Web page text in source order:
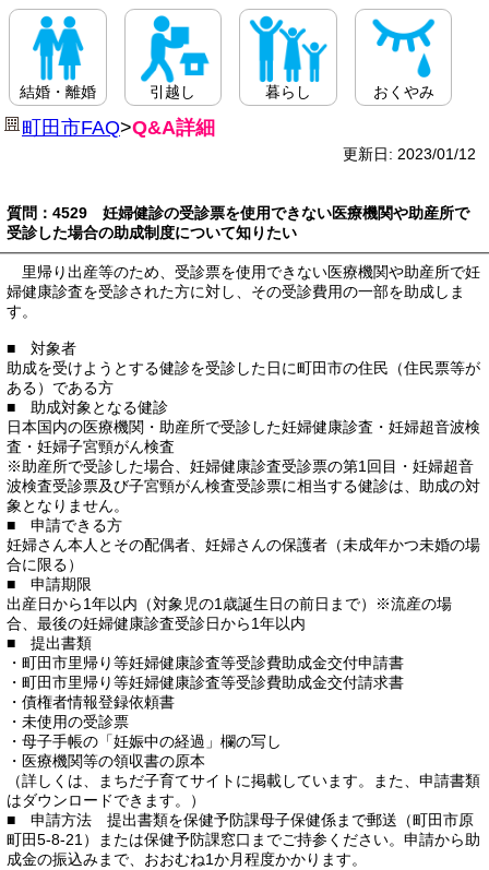
結婚・離婚 引越し 暮らし おくやみ
町田市FAQ>Q&A詳細
更新日: 2023/01/12
質問：4529 妊婦健診の受診票を使用できない医療機関や助産所で
受診した場合の助成制度について知りたい
里帰り出産等のため、受診票を使用できない医療機関や助産所で妊
婦健康診査を受診された方に対し、その受診費用の一部を助成しま
す。
■ 対象者
助成を受けようとする健診を受診した日に町田市の住民（住民票等が
ある）である方
■ 助成対象となる健診
日本国内の医療機関・助産所で受診した妊婦健康診査・妊婦超音波検
査・妊婦子宮頸がん検査
※助産所で受診した場合、妊婦健康診査受診票の第1回目・妊婦超音
波検査受診票及び子宮頸がん検査受診票に相当する健診は、助成の対
象となりません。
■ 申請できる方
妊婦さん本人とその配偶者、妊婦さんの保護者（未成年かつ未婚の場
合に限る）
■ 申請期限
出産日から1年以内（対象児の1歳誕生日の前日まで）※流産の場
合、最後の妊婦健康診査受診日から1年以内
■ 提出書類
・町田市里帰り等妊婦健康診査等受診費助成金交付申請書
・町田市里帰り等妊婦健康診査等受診費助成金交付請求書
・債権者情報登録依頼書
・未使用の受診票
・母子手帳の「妊娠中の経過」欄の写し
・医療機関等の領収書の原本
（詳しくは、まちだ子育てサイトに掲載しています。また、申請書類
はダウンロードできます。）
■ 申請方法 提出書類を保健予防課母子保健係まで郵送（町田市原
町田5-8-21）または保健予防課窓口までご持参ください。申請から助
成金の振込みまで、おおむね1か月程度かかります。